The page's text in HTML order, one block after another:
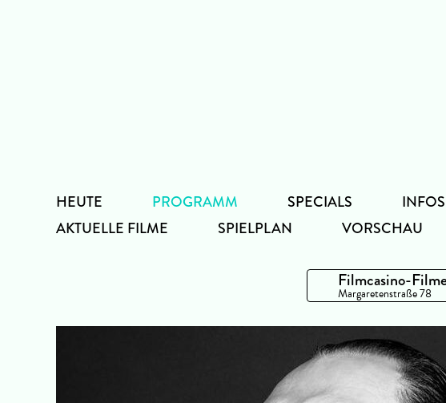
HEUTE
PROGRAMM
AKTUELLE FILME
SPIELPLAN VORSCHAU
SPECIALS INFOS
Filmcasino-
Margaretenstraße 78